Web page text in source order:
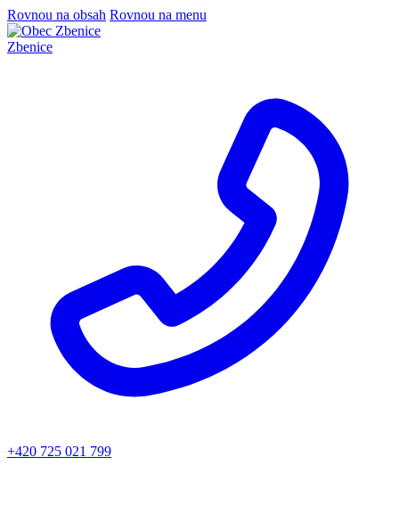
Rovnou na obsah Rovnou na menu
Zbenice
+420 725 021 799